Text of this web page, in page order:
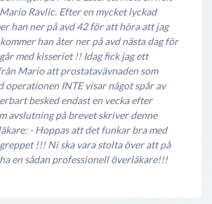
Ravlic. Efter en mycket lyckad
han ner på avd 42 för att höra att jag
han åter ner på avd nästa dag för
med kisseriet !! Idag fick jag ett
Mario att prostatavävnaden som
operationen INTE visar något spår av
besked endast en vecka efter
avslutning på brevet skriver denne
- Hoppas att det funkar bra med
!!! Ni ska vara stolta över att på
en sådan professionell överläkare!!!